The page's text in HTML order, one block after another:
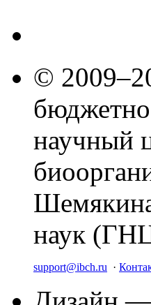
©
научный
наук
support@ibch.ru ·